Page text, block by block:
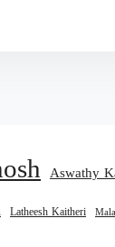
Aswathy
Latheesh Kaitheri